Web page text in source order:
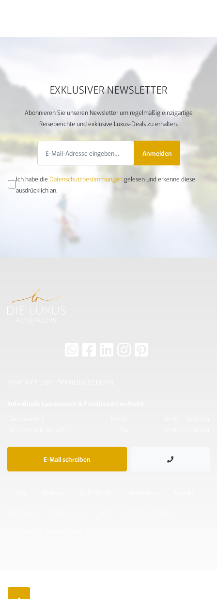
EXKLUSIVER NEWSLETTER
Abonnieren Sie unseren Newsletter um regelmäßig einzigartige
Reiseberichte und exklusive Luxus-Deals zu erhalten.
Anmelden
Ich habe die Datenschutzbestimmungengelesen und erkenne diese
ausdrücklich an.
E-Mail schreiben